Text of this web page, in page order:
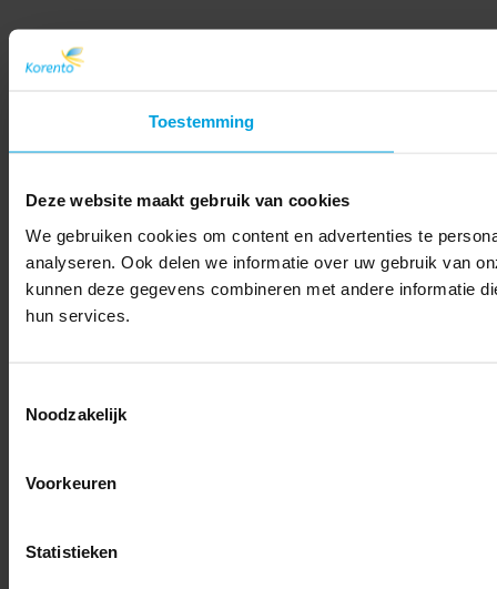
Toestemming
Deze website maakt gebruik van cookies
We gebruiken cookies om content en advertenties te
analyseren. Ook delen we informatie over uw gebruik van
kunnen deze gegevens combineren met andere informatie
hun services.
Noodzakelijk
Voorkeuren
Statistieken